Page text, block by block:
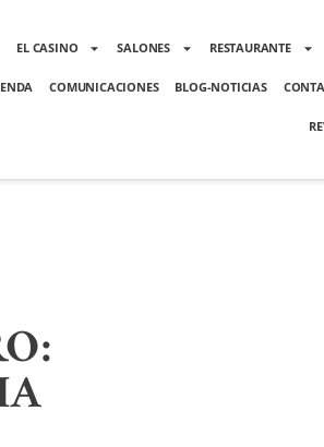
EL CASINO SALONES RESTAURANTE
COMUNICACIONES BLOG-NOTICIAS